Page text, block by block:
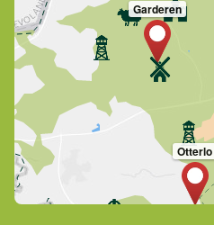
Garderen
Otterlo